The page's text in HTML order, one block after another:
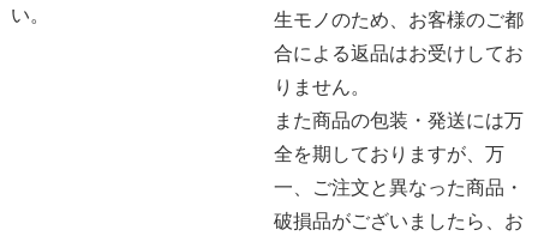
い。
生モノのため、お客様のご都
合による返品はお受けしてお
りません。
また商品の包装・発送には万
全を期しておりますが、万
一、ご注文と異なった商品・
破損品がございましたら、お